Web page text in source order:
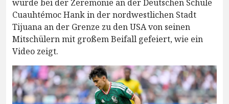
wurde bei der Zeremonie an der Deutschen Schule
Cuauhtémoc Hank in der nordwestlichen Stadt
Tijuana an der Grenze zu den USA von seinen
Mitschülern mit großem Beifall gefeiert, wie ein
Video zeigt.